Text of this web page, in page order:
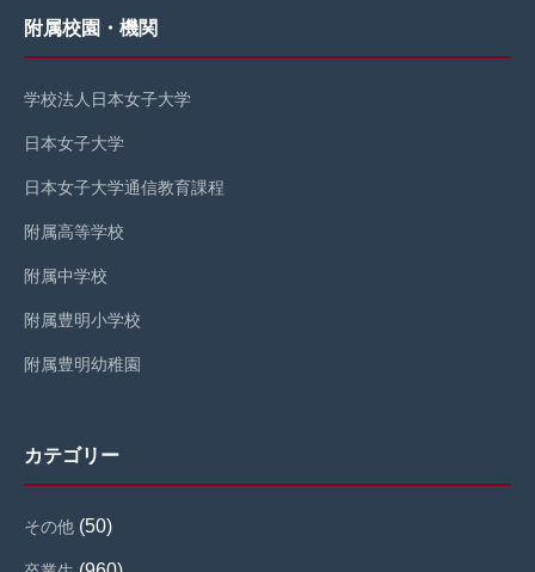
附属校園・機関
学校法人日本女子大学
日本女子大学
日本女子大学通信教育課程
附属高等学校
附属中学校
附属豊明小学校
附属豊明幼稚園
カテゴリー
その他 (50)